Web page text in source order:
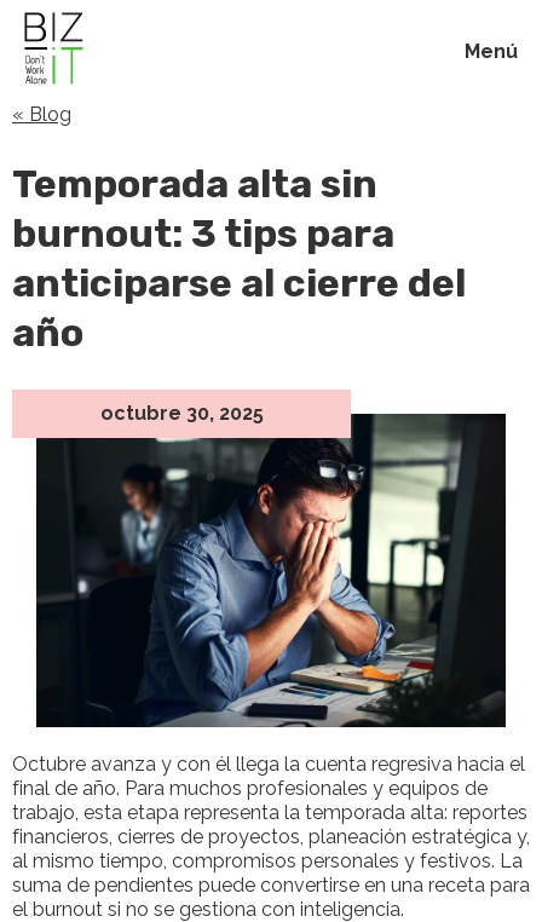
Menú
Beneficios
Acerca de
Contacto
« Blog
Temporada alta sin
burnout: 3 tips para
anticiparse al cierre del
año
octubre 30, 2025
Octubre avanza y con él llega la cuenta regresiva hacia el
final de año. Para muchos profesionales y equipos de
trabajo, esta etapa representa la temporada alta: reportes
financieros, cierres de proyectos, planeación estratégica y,
al mismo tiempo, compromisos personales y festivos. La
suma de pendientes puede convertirse en una receta para
el burnout si no se gestiona con inteligencia.